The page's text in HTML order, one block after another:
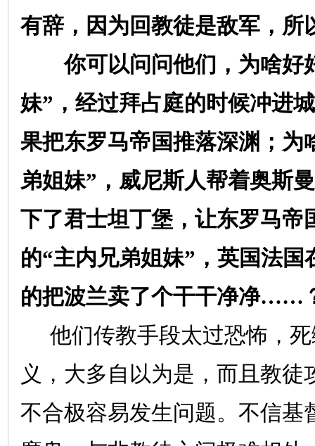
有辞，因为回教徒是敌军，所
你可以问问他们，为啥好
妹”，经过拜占庭的时候冲进
果把东罗马帝国推落深渊；为
弟姐妹”，威尼斯人帮着奥斯
下了君士坦丁堡，让东罗马帝
的“主内兄弟姐妹”，英国法国
的把波兰卖了个干干净净……
他们传教手段太过恐怖，
义，大多自以为是，而且教徒
不合极容易发生问题。不信基